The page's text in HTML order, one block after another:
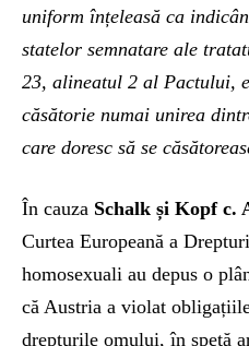
uniform înțeleasă ca
statelor semnatare ale
23, alineatul 2 al Pactului,
căsătorie numai unirea
care doresc să se
În cauza Schalk și Kopf c.
Curtea Europeană a
homosexuali au depus o
că Austria a violat
drepturile omului, în speță